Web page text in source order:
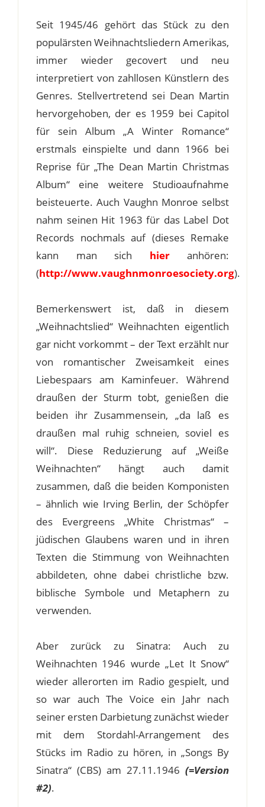
Seit 1945/46 gehört das Stück zu den
populärsten Weihnachtsliedern Amerikas,
immer wieder gecovert und neu
interpretiert von zahllosen Künstlern des
Genres. Stellvertretend sei Dean Martin
hervorgehoben, der es 1959 bei Capitol
für sein Album „A Winter Romance“
erstmals einspielte und dann 1966 bei
Reprise für „The Dean Martin Christmas
Album“ eine weitere Studioaufnahme
beisteuerte. Auch Vaughn Monroe selbst
nahm seinen Hit 1963 für das Label Dot
Records nochmals auf (dieses Remake
kann man sich hieranhören:
(http://www.vaughnmonroesociety.org).
Bemerkenswert ist, daß in diesem
„Weihnachtslied“ Weihnachten eigentlich
gar nicht vorkommt – der Text erzählt nur
von romantischer Zweisamkeit eines
Liebespaars am Kaminfeuer. Während
draußen der Sturm tobt, genießen die
beiden ihr Zusammensein, „da laß es
draußen mal ruhig schneien, soviel es
will“. Diese Reduzierung auf „Weiße
Weihnachten“ hängt auch damit
zusammen, daß die beiden Komponisten
– ähnlich wie Irving Berlin, der Schöpfer
des Evergreens „White Christmas“ –
jüdischen Glaubens waren und in ihren
Texten die Stimmung von Weihnachten
abbildeten, ohne dabei christliche bzw.
biblische Symbole und Metaphern zu
verwenden.
Aber zurück zu Sinatra: Auch zu
Weihnachten 1946 wurde „Let It Snow“
wieder allerorten im Radio gespielt, und
so war auch The Voice ein Jahr nach
seiner ersten Darbietung zunächst wieder
mit dem Stordahl-Arrangement des
Stücks im Radio zu hören, in „Songs By
Sinatra“ (CBS) am 27.11.1946 (=Version
#2).